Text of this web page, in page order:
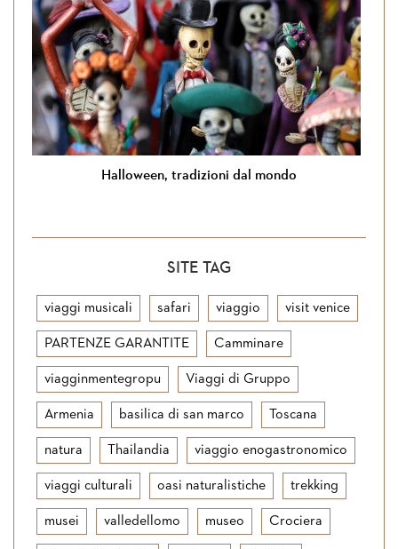
Halloween, tradizioni dal mondo
SITE TAG
viaggi musicali safari viaggio visit venice
PARTENZE GARANTITE Camminare
viagginmentegropu Viaggi di Gruppo
Armenia basilica di san marco Toscana
natura Thailandia viaggio enogastronomico
viaggi culturali oasi naturalistiche trekking
musei valledellomo museo Crociera